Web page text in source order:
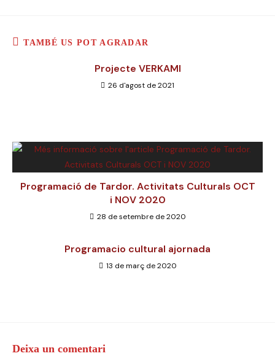
TAMBÉ US POT AGRADAR
Projecte VERKAMI
26 d'agost de 2021
Programació de Tardor. Activitats Culturals OCT
i NOV 2020
28 de setembre de 2020
Programacio cultural ajornada
13 de març de 2020
Deixa un comentari